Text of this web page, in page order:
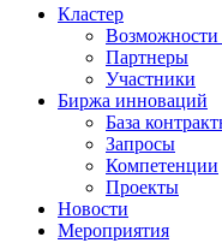
Кластер
Возможности
Партнеры
Участники
Биржа инноваций
База
Запросы
Компетенции
Проекты
Новости
Мероприятия